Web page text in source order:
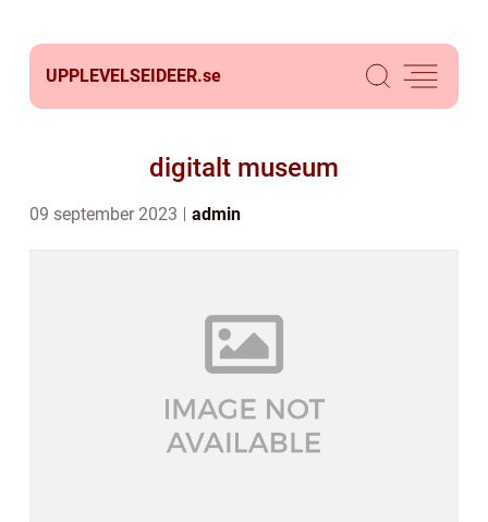
UPPLEVELSEIDEER.se
digitalt museum
09 september 2023 admin